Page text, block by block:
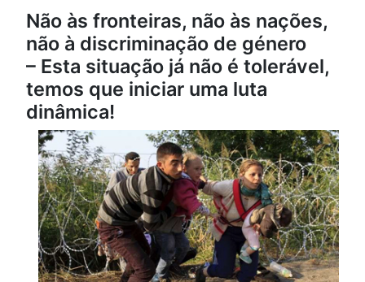
Não às fronteiras, não às nações,
não à discriminação de género
– Esta situação já não é tolerável,
temos que iniciar uma luta
dinâmica!